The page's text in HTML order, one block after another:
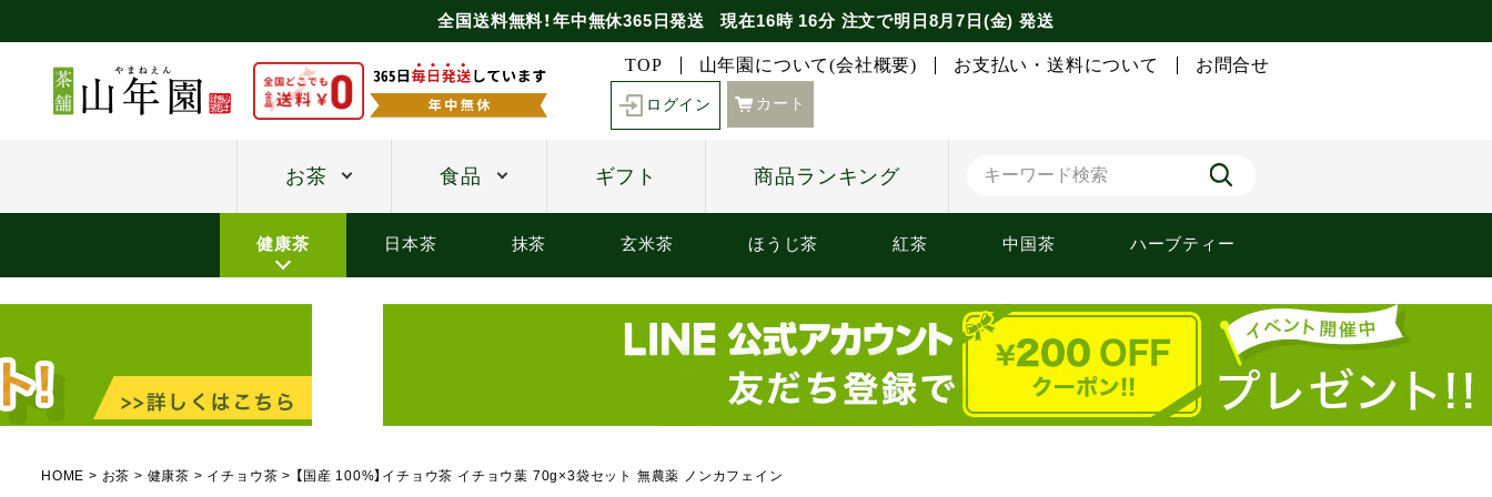
全国送料無料！年中無休365日発送 現在16時 16分注文で明日8月7日(金) 発送
TOP 山年園について(会社概要) お支払い・送料について お問合せ
ログイン カート
お茶 食品 ギフト 商品ランキング
健康茶 日本茶 抹茶 玄米茶 ほうじ茶 紅茶 中国茶 ハーブティー
HOME お茶 健康茶 イチョウ茶 【国産 100%】イチョウ茶 イチョウ葉 70g×3袋セット 無農薬 ノンカフェイン